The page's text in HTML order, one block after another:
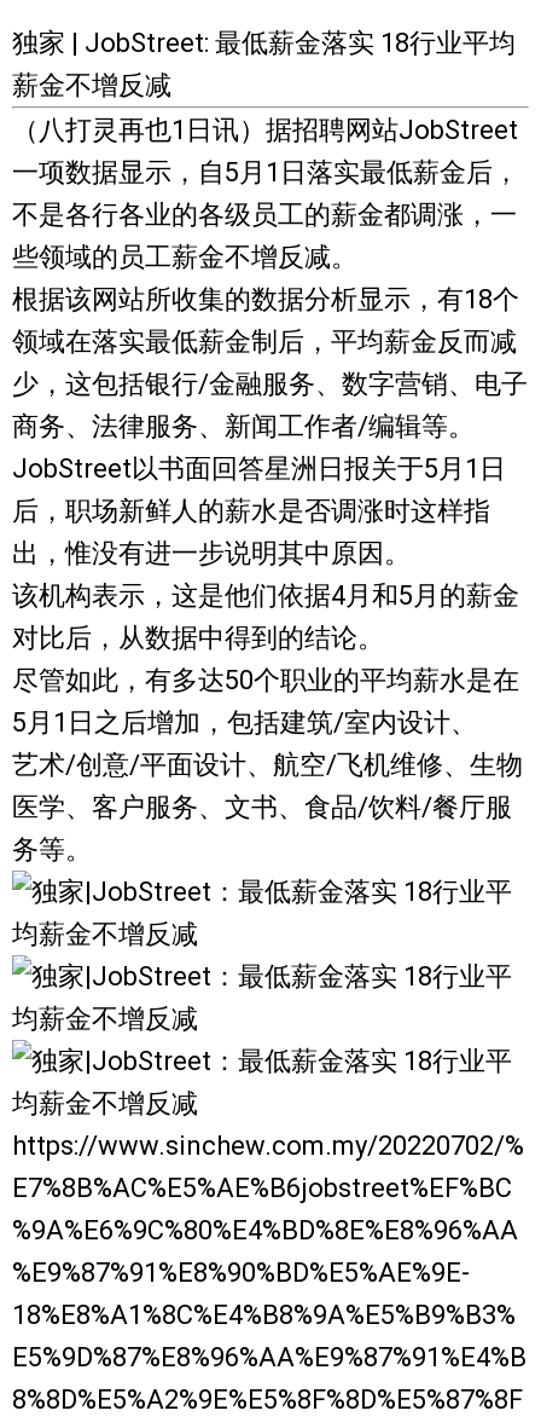
独家 | JobStreet: 最低薪金落实 18行业平均
薪金不增反减
（八打灵再也1日讯）据招聘网站JobStreet
一项数据显示，自5月1日落实最低薪金后，
不是各行各业的各级员工的薪金都调涨，一
些领域的员工薪金不增反减。
根据该网站所收集的数据分析显示，有18个
领域在落实最低薪金制后，平均薪金反而减
少，这包括银行/金融服务、数字营销、电子
商务、法律服务、新闻工作者/编辑等。
JobStreet以书面回答星洲日报关于5月1日
后，职场新鲜人的薪水是否调涨时这样指
出，惟没有进一步说明其中原因。
该机构表示，这是他们依据4月和5月的薪金
对比后，从数据中得到的结论。
尽管如此，有多达50个职业的平均薪水是在
5月1日之后增加，包括建筑/室内设计、
艺术/创意/平面设计、航空/飞机维修、生物
医学、客户服务、文书、食品/饮料/餐厅服
务等。
https://www.sinchew.com.my/20220702/%
E7%8B%AC%E5%AE%B6jobstreet%EF%BC
%9A%E6%9C%80%E4%BD%8E%E8%96%AA
%E9%87%91%E8%90%BD%E5%AE%9E-
18%E8%A1%8C%E4%B8%9A%E5%B9%B3%
E5%9D%87%E8%96%AA%E9%87%91%E4%B
8%8D%E5%A2%9E%E5%8F%8D%E5%87%8F